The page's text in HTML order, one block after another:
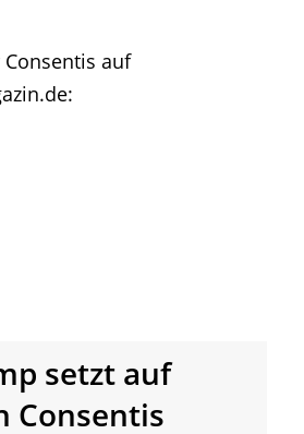
auf
setzt auf
Consentis